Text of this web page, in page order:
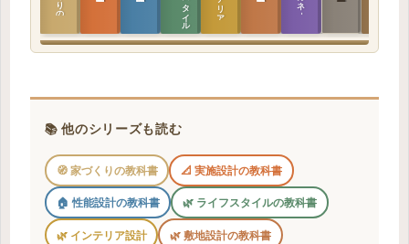
📚 他のシリーズも読む
🧭 家づくりの教科書 📐 実施設計の教科書
🏠 性能設計の教科書 🌿 ライフスタイルの教科書
🌿 インテリア設計 🌿 敷地設計の教科書